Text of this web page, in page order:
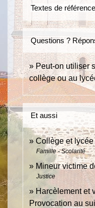
Textes de référence
Questions ?
Peut-on utiliser
collège ou au
Et aussi
Collège et
Famille - Scolarité
Mineur victime
Justice
Harcèlement et
Provocation au